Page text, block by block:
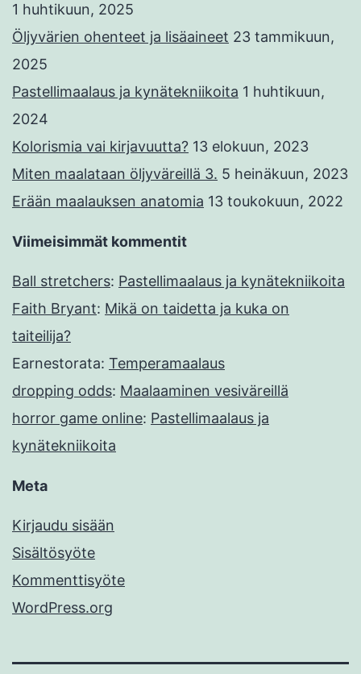
1 huhtikuun, 2025
Öljyvärien ohenteet ja lisäaineet 23 tammikuun,
2025
Pastellimaalaus ja kynätekniikoita 1 huhtikuun,
2024
Kolorismia vai kirjavuutta? 13 elokuun, 2023
Miten maalataan öljyväreillä 3. 5 heinäkuun, 2023
Erään maalauksen anatomia 13 toukokuun, 2022
Viimeisimmät kommentit
Ball stretchers: Pastellimaalaus ja kynätekniikoita
Faith Bryant: Mikä on taidetta ja kuka on
taiteilija?
Earnestorata: Temperamaalaus
dropping odds: Maalaaminen vesiväreillä
horror game online: Pastellimaalaus ja
kynätekniikoita
Meta
Kirjaudu sisään
Sisältösyöte
Kommenttisyöte
WordPress.org